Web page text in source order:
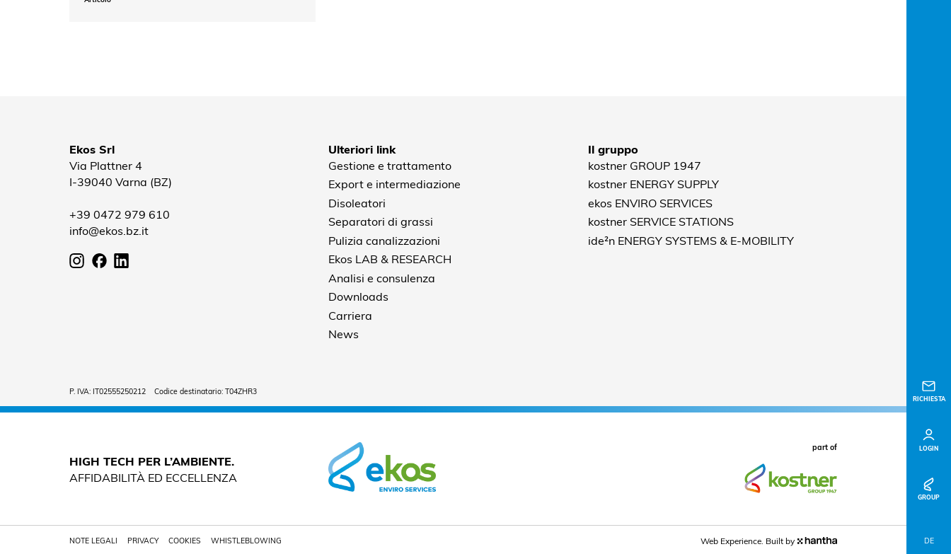
RICHIESTA
LOGIN
GROUP
DE
Ekos Srl
Via Plattner 4
I-39040 Varna (BZ)
+39 0472 979 610
info@ekos.bz.it
Ulteriori link
Gestione e trattamento
Export e intermediazione
Disoleatori
Separatori di grassi
Pulizia canalizzazioni
Ekos LAB & RESEARCH
Analisi e consulenza
Downloads
Carriera
News
Il gruppo
kostner GROUP 1947
kostner ENERGY SUPPLY
ekos ENVIRO SERVICES
kostner SERVICE STATIONS
ide²n ENERGY SYSTEMS & E-MOBILITY
P. IVA: IT02555250212 Codice destinatario: T04ZHR3
HIGH TECH PER L’AMBIENTE.
AFFIDABILITÀ ED ECCELLENZA
part of
NOTE LEGALI PRIVACY COOKIES WHISTLEBLOWING Web Experience. Built by